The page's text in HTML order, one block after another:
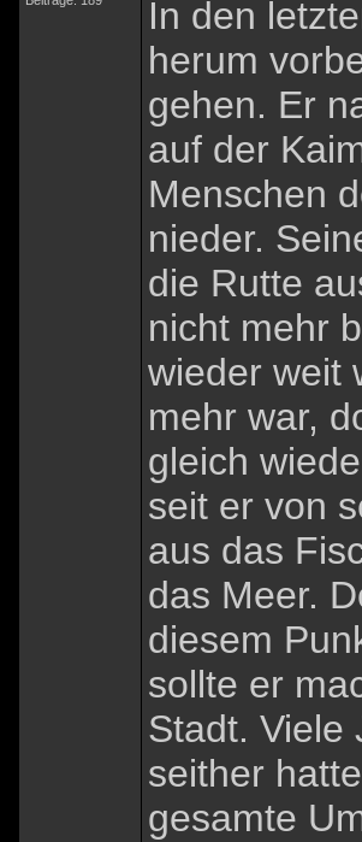
In den
herum
gehen. Er
auf der
Menschen
nieder.
die Rutte
nicht mehr
wieder weit
mehr war,
gleich
seit er von
aus das
das Meer.
diesem
sollte er
Stadt. Viele
seither
gesamte